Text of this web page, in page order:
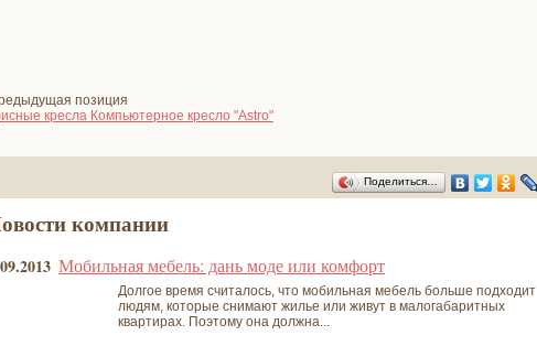
позиция
кресла Компьютерное кресло "Astro"
Поделиться…
компании
Мобильная мебель: дань моде или комфорт
Долгое время считалось, что мобильная мебель больше подходит
людям, которые снимают жилье или живут в малогабаритных
квартирах. Поэтому она должна...